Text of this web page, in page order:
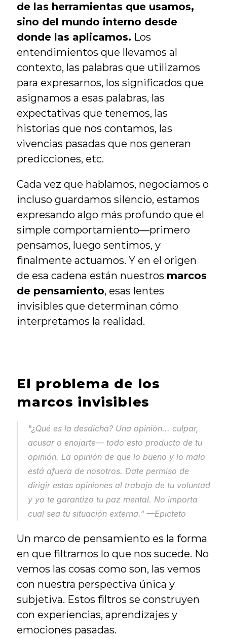
de las herramientas que usamos,
sino del mundo interno desde
donde las aplicamos. Los
entendimientos que llevamos al
contexto, las palabras que utilizamos
para expresarnos, los significados que
asignamos a esas palabras, las
expectativas que tenemos, las
historias que nos contamos, las
vivencias pasadas que nos generan
predicciones, etc.
Cada vez que hablamos, negociamos o
incluso guardamos silencio, estamos
expresando algo más profundo que el
simple comportamiento—primero
pensamos, luego sentimos, y
finalmente actuamos. Y en el origen
de esa cadena están nuestros marcos
de pensamiento, esas lentes
invisibles que determinan cómo
interpretamos la realidad.
El problema de los
marcos invisibles
"¿Qué es la desdicha? Una opinión... culpar,
acusar o enojarte— todo esto producto de tu
opinión. La opinión de que lo bueno y lo malo
está afuera de nosotros. Date permiso de
dirigir estas opiniones al trabajo de tu voluntad
y yo te garantizo tu paz mental. No importa
cual sea tu situación externa." —Epicteto
Un marco de pensamiento es la forma
en que filtramos lo que nos sucede. No
vemos las cosas como son, las vemos
con nuestra perspectiva única y
subjetiva. Estos filtros se construyen
con experiencias, aprendizajes y
emociones pasadas.